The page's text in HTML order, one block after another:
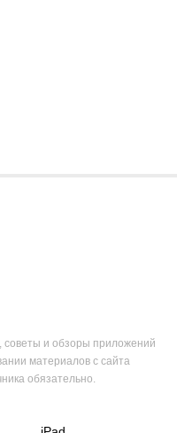
советы и обзоры приложений
материалов с сайта
обязательно.